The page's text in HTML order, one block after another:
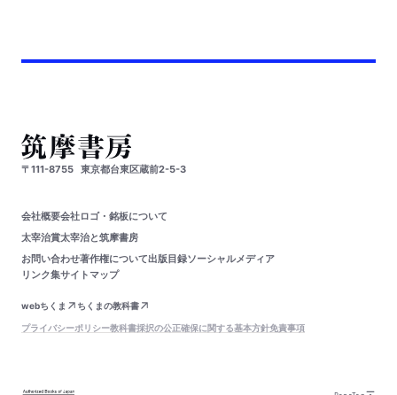
〒111-8755 東京都台東区蔵前2-5-3
会社概要会社ロゴ・銘板について
太宰治賞太宰治と筑摩書房
お問い合わせ著作権について出版目録ソーシャルメディア
リンク集サイトマップ
webちくま
ちくまの教科書
プライバシーポリシー教科書採択の公正確保に関する基本方針免責事項